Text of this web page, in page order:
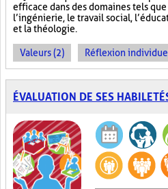
efficace dans des domaines tels
l’ingénierie, le travail social,
et la théologie.
Valeurs (2) Réflexion
ÉVALUATION DE SES